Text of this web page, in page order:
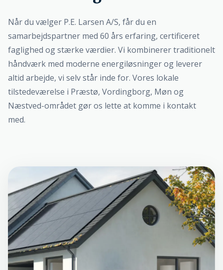
Når du vælger P.E. Larsen A/S, får du en
samarbejdspartner med 60 års erfaring, certificeret
faglighed og stærke værdier. Vi kombinerer traditionelt
håndværk med moderne energiløsninger og leverer
altid arbejde, vi selv står inde for. Vores lokale
tilstedeværelse i Præstø, Vordingborg, Møn og
Næstved-området gør os lette at komme i kontakt
med.